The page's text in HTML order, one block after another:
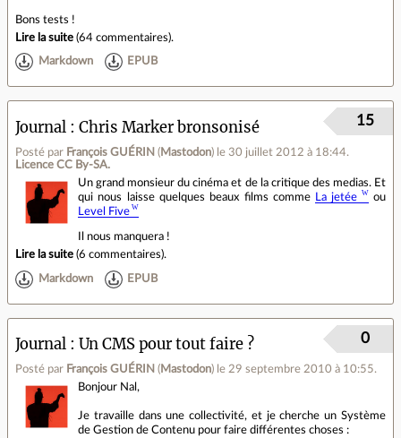
Bons tests !
Lire la suite (64 commentaires).
Markdown EPUB
Journal Chris Marker bronsonisé
Posté par François GUÉRIN ( Mastodon) le 30 juillet 2012 à 18:44.
Licence CC By‑SA.
15
Un grand monsieur du cinéma et de la critique des medias. Et
qui nous laisse quelques beaux films comme
La jetée
ou
Level Five
Il nous manquera !
Lire la suite (6 commentaires).
Markdown EPUB
Journal Un CMS pour tout faire ?
Posté par François GUÉRIN ( Mastodon) le 29 septembre 2010 à 10:55.
0
Bonjour Nal,
Je travaille dans une collectivité, et je cherche un Système
de Gestion de Contenu pour faire différentes choses :